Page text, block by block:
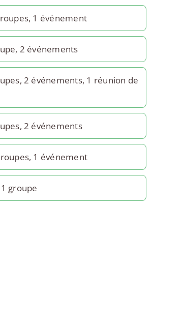
1 événement
2 événements
2 événements, 1 réunion de
2 événements
1 événement
groupe